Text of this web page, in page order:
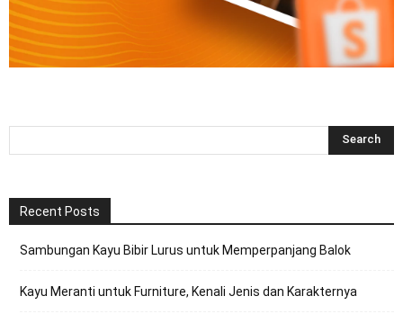
Recent Posts
Sambungan Kayu Bibir Lurus untuk Memperpanjang Balok
Kayu Meranti untuk Furniture, Kenali Jenis dan Karakternya